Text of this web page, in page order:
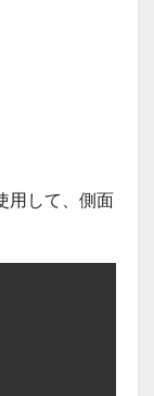
用して、側面